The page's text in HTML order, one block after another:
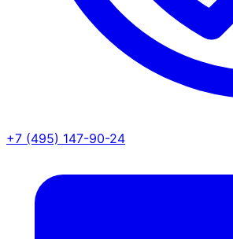
+7 (495) 147-90-24